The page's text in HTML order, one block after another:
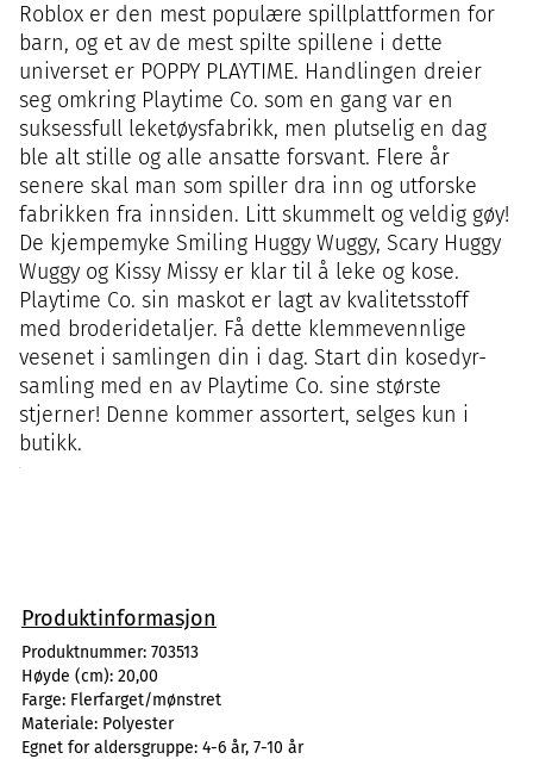
Roblox er den mest populære spillplattformen for
barn, og et av de mest spilte spillene i dette
universet er POPPY PLAYTIME. Handlingen dreier
seg omkring Playtime Co. som en gang var en
suksessfull leketøysfabrikk, men plutselig en dag
ble alt stille og alle ansatte forsvant. Flere år
senere skal man som spiller dra inn og utforske
fabrikken fra innsiden. Litt skummelt og veldig gøy!
De kjempemyke Smiling Huggy Wuggy, Scary Huggy
Wuggy og Kissy Missy er klar til å leke og kose.
Playtime Co. sin maskot er lagt av kvalitetsstoff
med broderidetaljer. Få dette klemmevennlige
vesenet i samlingen din i dag. Start din kosedyr-
samling med en av Playtime Co. sine største
stjerner! Denne kommer assortert, selges kun i
butikk.
Produktinformasjon
Produktnummer: 703513
Høyde (cm): 20,00
Farge: Flerfarget/mønstret
Materiale: Polyester
Egnet for aldersgruppe: 4-6 år, 7-10 år